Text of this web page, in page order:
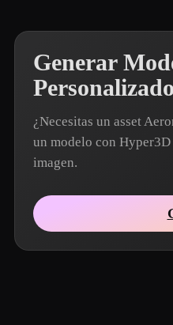
Generar
¿Necesitas un asset
un modelo con
imagen.